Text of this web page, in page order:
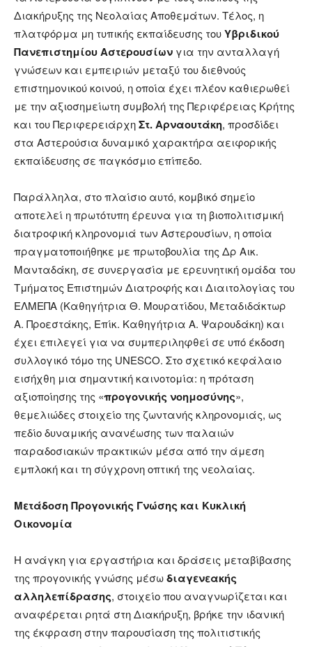
Διακήρυξης της Νεολαίας Αποθεμάτων. Τέλος, η
πλατφόρμα μη τυπικής εκπαίδευσης τουΥβριδικού
Πανεπιστημίου Αστερουσίων για την ανταλλαγή
γνώσεων και εμπειριών μεταξύ του διεθνούς
επιστημονικού κοινού, η οποία έχει πλέον καθιερωθεί
με την αξιοσημείωτη συμβολή της Περιφέρειας Κρήτης
και του ΠεριφερειάρχηΣτ. Αρναουτάκη, προσδίδει
στα Αστερούσια δυναμικό χαρακτήρα αειφορικής
εκπαίδευσης σε παγκόσμιο επίπεδο.
Παράλληλα, στο πλαίσιο αυτό, κομβικό σημείο
αποτελεί η πρωτότυπη έρευνα για τη βιοπολιτισμική
διατροφική κληρονομιά των Αστερουσίων, η οποία
πραγματοποιήθηκε με πρωτοβουλία της Δρ Αικ.
Μανταδάκη, σε συνεργασία με ερευνητική ομάδα του
Τμήματος Επιστημών Διατροφής και Διαιτολογίας του
ΕΛΜΕΠΑ (Καθηγήτρια Θ. Μουρατίδου, Μεταδιδάκτωρ
Α. Προεστάκης, Επίκ. Καθηγήτρια Α. Ψαρουδάκη) και
έχει επιλεγεί για να συμπεριληφθεί σε υπό έκδοση
συλλογικό τόμο της UNESCO. Στο σχετικό κεφάλαιο
εισήχθη μια σημαντική καινοτομία: η πρόταση
αξιοποίησης της «προγονικής νοημοσύνης»,
θεμελιώδες στοιχείο της ζωντανής κληρονομιάς, ως
πεδίο δυναμικής ανανέωσης των παλαιών
παραδοσιακών πρακτικών μέσα από την άμεση
εμπλοκή και τη σύγχρονη οπτική της νεολαίας.
Μετάδοση Προγονικής Γνώσης και Κυκλική
Οικονομία
Η ανάγκη για εργαστήρια και δράσεις μεταβίβασης
της προγονικής γνώσης μέσωδιαγενεακής
αλληλεπίδρασης, στοιχείο που αναγνωρίζεται και
αναφέρεται ρητά στη Διακήρυξη, βρήκε την ιδανική
της έκφραση στην παρουσίαση της πολιτιστικής